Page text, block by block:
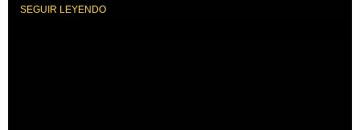
SEGUIR LEYENDO